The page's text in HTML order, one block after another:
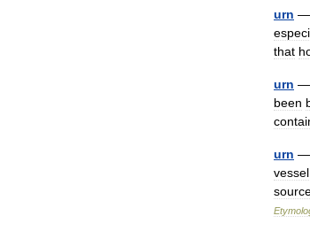
urn —
that
urn —
been
urn —
vessel